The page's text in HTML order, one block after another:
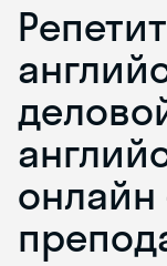
Skyeng Chat